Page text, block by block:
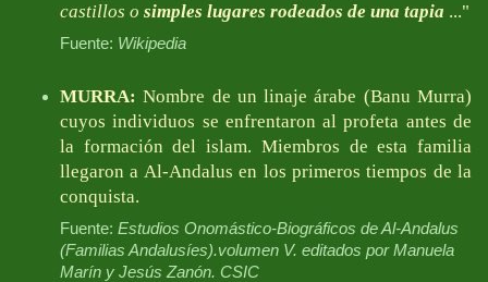
castillos o simples lugares rodeados de una tapia ..."
Fuente: Wikipedia
MURRA: Nombre de un linaje árabe (Banu Murra)
cuyos individuos se enfrentaron al profeta antes de
la formación del islam. Miembros de esta familia
llegaron a Al-Andalus en los primeros tiempos de la
conquista.
Fuente: Estudios Onomástico-Biográficos de Al-Andalus
(Familias Andalusíes).volumen V. editados por Manuela
Marín y Jesús Zanón. CSIC